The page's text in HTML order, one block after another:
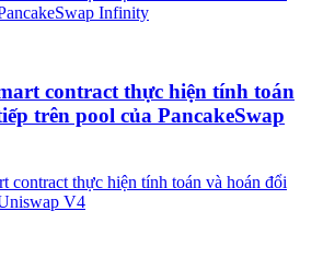
contract thực hiện tính toán
trên pool của PancakeSwap